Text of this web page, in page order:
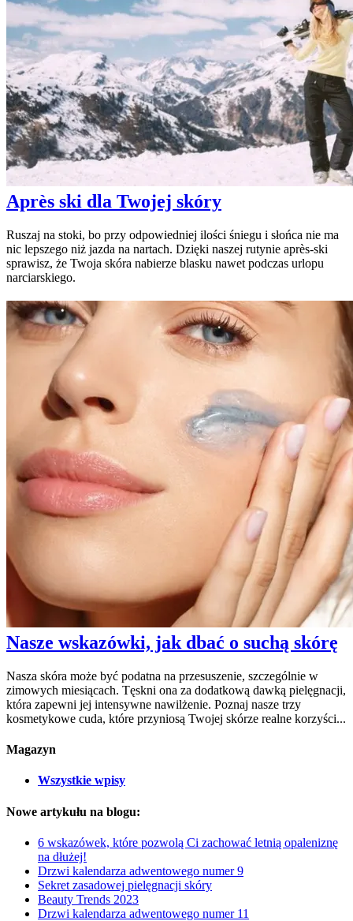
Après ski dla Twojej skóry
Ruszaj na stoki, bo przy odpowiedniej ilości śniegu i słońca nie ma
nic lepszego niż jazda na nartach. Dzięki naszej rutynie après-ski
sprawisz, że Twoja skóra nabierze blasku nawet podczas urlopu
narciarskiego.
Nasze wskazówki, jak dbać o suchą skórę
Nasza skóra może być podatna na przesuszenie, szczególnie w
zimowych miesiącach. Tęskni ona za dodatkową dawką pielęgnacji,
która zapewni jej intensywne nawilżenie. Poznaj nasze trzy
kosmetykowe cuda, które przyniosą Twojej skórze realne korzyści...
Magazyn
Wszystkie wpisy
Nowe artykułu na blogu:
6 wskazówek, które pozwolą Ci zachować letnią opaleniznę
na dłużej!
Drzwi kalendarza adwentowego numer 9
Sekret zasadowej pielęgnacji skóry
Beauty Trends 2023
Drzwi kalendarza adwentowego numer 11